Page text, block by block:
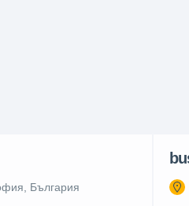
България